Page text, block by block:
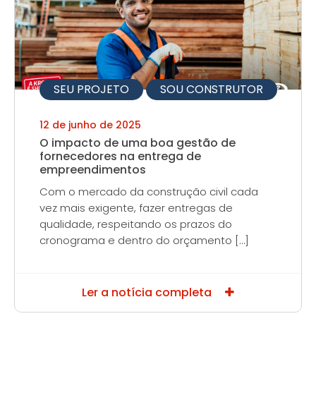
SEU PROJETO SOU CONSTRUTOR
12 de junho de 2025
O impacto de uma boa gestão de
fornecedores na entrega de
empreendimentos
Com o mercado da construção civil cada
vez mais exigente, fazer entregas de
qualidade, respeitando os prazos do
cronograma e dentro do orçamento […]
Ler a notícia completa